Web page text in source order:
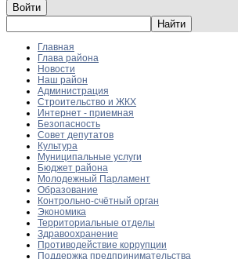
Войти
Главная
Глава района
Новости
Наш район
Администрация
Строительство и ЖКХ
Интернет - приемная
Безопасность
Совет депутатов
Культура
Муниципальные услуги
Бюджет района
Молодежный Парламент
Образование
Контрольно-счётный орган
Экономика
Территориальные отделы
Здравоохранение
Противодействие коррупции
Поддержка предпринимательства